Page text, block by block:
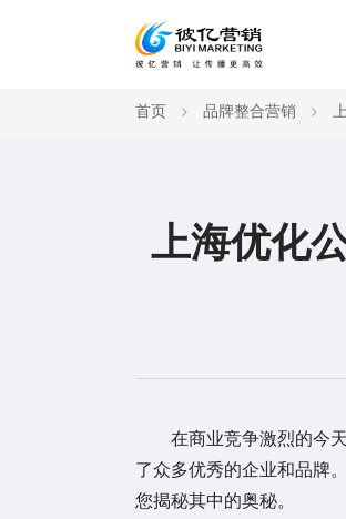
首页 品牌整合营销
上海优化
在商业竞争激烈的今天
了众多优秀的企业和品牌
您揭秘其中的奥秘。